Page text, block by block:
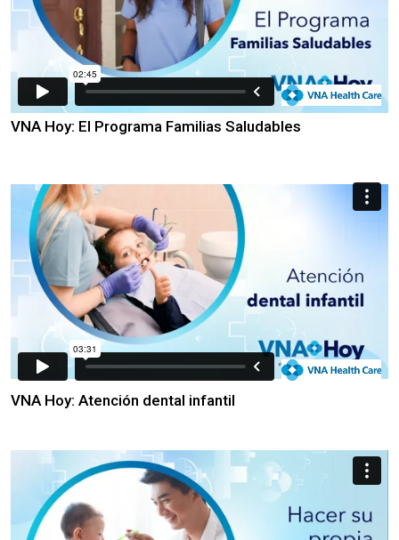
VNA Hoy: El Programa Familias Saludables
VNA Hoy: Atención dental infantil